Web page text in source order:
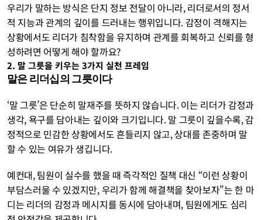
우리가 말하는 방식은 단지 정보 전달이 아니라, 리더로서의 정서
적 지능과 관계의 깊이를 드러내는 행위입니다. 감정이 격해지는
상황에서도 리더가 침착함을 유지하며 관계를 회복하고 신뢰를 형
성하려면 어떻게 해야 할까요?
2. 말 그릇을 키우는 3가지 실천 프레임
말은 리더십의 그릇이다
‘말 그릇’은 단순히 말재주를 뜻하지 않습니다. 이는 리더가 감정과
생각, 욕구를 담아내는 깊이와 크기입니다. 말 그릇이 깊을수록, 감
정적으로 민감한 상황에서도 흔들리지 않고, 상대를 존중하며 말
할 수 있는 여유가 생깁니다.
예컨대, 팀원이 실수를 했을 때 즉각적인 질책 대신 “이런 상황이
부담스러울 수 있겠지만, 우리가 함께 해결책을 찾아보자”는 한 마
디는 리더의 감정과 메시지를 동시에 담아내며, 팀원에게도 심리